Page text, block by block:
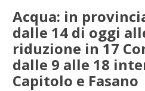
Acqua: in
dalle 14 di oggi
riduzione in 17
dalle 9 alle 18
Capitolo e Fasano